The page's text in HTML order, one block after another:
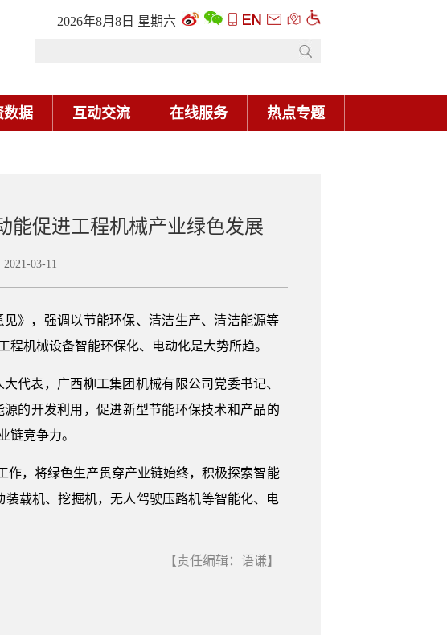
2026年8月8日 星期六
数据 互动交流 在线服务 热点专题
能促进工程机械产业绿色发展
03-11
》，强调以节能环保、清洁生产、清洁能源等
机械设备智能环保化、电动化是大势所趋。
代表，广西柳工集团机械有限公司党委书记、
的开发利用，促进新型节能环保技术和产品的
链竞争力。
作，将绿色生产贯穿产业链始终，积极探索智能
载机、挖掘机，无人驾驶压路机等智能化、电
【责任编辑：语谦】